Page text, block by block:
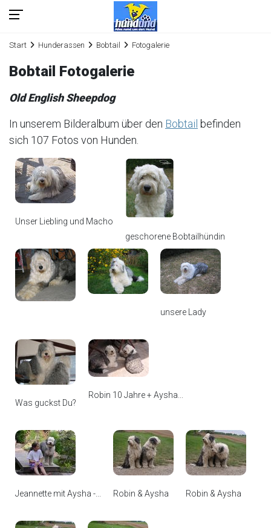
Start Hunderassen Bobtail Fotogalerie
Bobtail Fotogalerie
Old English Sheepdog
In unserem Bilderalbum über den Bobtail befinden
sich 107 Fotos von Hunden.
Unser Liebling und Macho
geschorene Bobtailhündin
unsere Lady
Was guckst Du?
Robin 10 Jahre + Aysha...
Jeannette mit Aysha -... Robin & Aysha Robin & Aysha